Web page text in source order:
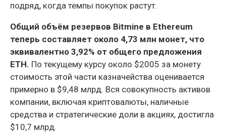
подряд, когда темпы покупок растут.
Общий объём резервов Bitmine в Ethereum
теперь составляет около 4,73 млн монет, что
эквивалентно 3,92% от общего предложения
ETH. По текущему курсу около $2005 за монету
стоимость этой части казначейства оценивается
примерно в $9,48 млрд. Вся совокупность активов
компании, включая криптовалюты, наличные
средства и стратегические доли в акциях, достигла
$10,7 млрд.